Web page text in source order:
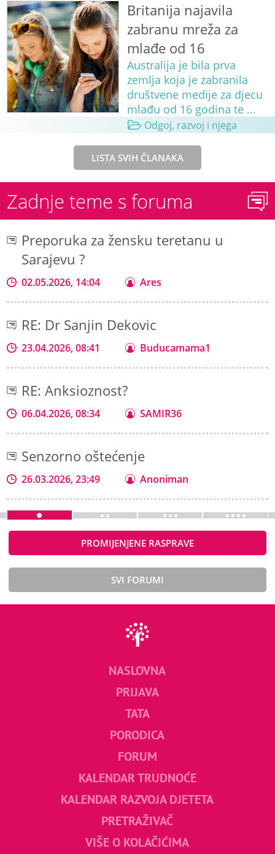
Britanija najavila
zabranu mreža za
mlađe od 16
Australija je bila prva
zemlja koja je zabranila
društvene medije za djecu
mlađu od 16 godina te ...
Odgoj, razvoj i njega
LISTA SVIH ČLANAKA
Zadnje teme s foruma
Preporuka za žensku teretanu u
Sarajevu ?
02.05.2026, 14:04 Ares
RE: Dr Sanjin Dekovic
23.04.2026, 08:41 Buducamama1
RE: Anksioznost?
06.04.2026, 08:34 SAMIR36
Senzorno oštećenje
26.03.2026, 23:49 Anoniman
PROMIJENJENE RASPRAVE
SVI FORUMI
NASLOVNA
PRIJAVA
TATA
PORODICA
FORUM
KALENDAR TRUDNOĆE
KALENDAR RAZVOJA DJETETA
PRETRAŽIVAČ
VIŠE O KOLAČIĆIMA